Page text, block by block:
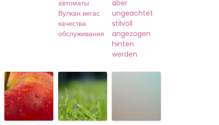
автоматы
Вулкан вегас
качества
обслуживания
aber
ungeachtet
stilvoll
angezogen
hinten
werden